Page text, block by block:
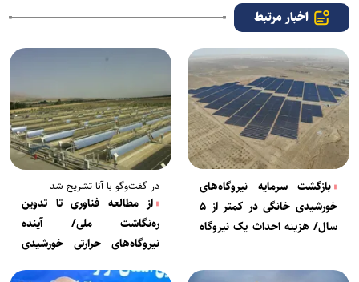
اخبار مرتبط
بازگشت سرمایه نیروگاه‌های
خورشیدی خانگی در کمتر از ۵
سال/ هزینه احداث یک نیروگاه
در گفت‌وگو با آنا تشریح شد
از مطالعه فناوری تا تدوین
ره‌نگاشت ملی/ آینده
نیروگاه‌های حرارتی خورشیدی